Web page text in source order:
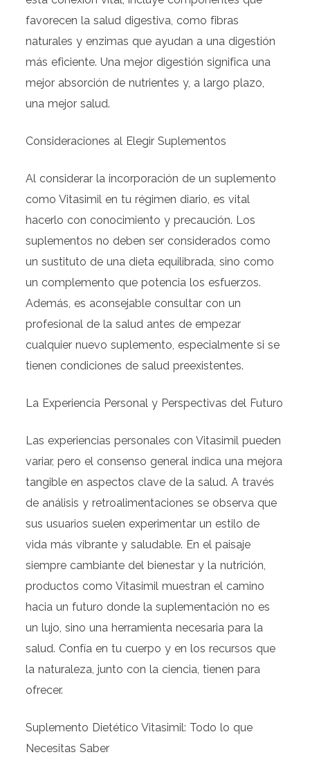
favorecen la salud digestiva, como fibras
naturales y enzimas que ayudan a una digestión
más eficiente. Una mejor digestión significa una
mejor absorción de nutrientes y, a largo plazo,
una mejor salud.
Consideraciones al Elegir Suplementos
Al considerar la incorporación de un suplemento
como Vitasimil en tu régimen diario, es vital
hacerlo con conocimiento y precaución. Los
suplementos no deben ser considerados como
un sustituto de una dieta equilibrada, sino como
un complemento que potencia los esfuerzos.
Además, es aconsejable consultar con un
profesional de la salud antes de empezar
cualquier nuevo suplemento, especialmente si se
tienen condiciones de salud preexistentes.
La Experiencia Personal y Perspectivas del Futuro
Las experiencias personales con Vitasimil pueden
variar, pero el consenso general indica una mejora
tangible en aspectos clave de la salud. A través
de análisis y retroalimentaciones se observa que
sus usuarios suelen experimentar un estilo de
vida más vibrante y saludable. En el paisaje
siempre cambiante del bienestar y la nutrición,
productos como Vitasimil muestran el camino
hacia un futuro donde la suplementación no es
un lujo, sino una herramienta necesaria para la
salud. Confía en tu cuerpo y en los recursos que
la naturaleza, junto con la ciencia, tienen para
ofrecer.
Suplemento Dietético Vitasimil: Todo lo que
Necesitas Saber